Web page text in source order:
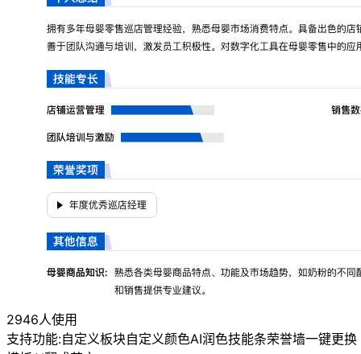
2946人使用
支持功能:自定义板块自定义颜色AI润色技能条荣誉墙一键更换